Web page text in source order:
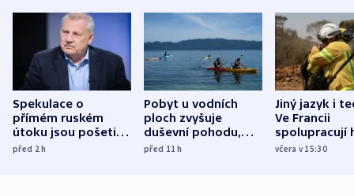
Spekulace o
přímém ruském
útoku jsou pošetilé,
míní estonský
před 2h
Pobyt u vodních
ploch zvyšuje
duševní pohodu,
ukázala
před 11h
Jiný jazyk i
Ve Francii
spolupracují
různých zemí
včera v 15:30